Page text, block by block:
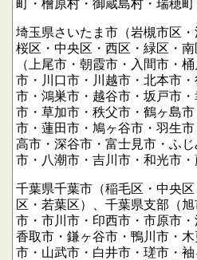
町・檜原村・御蔵島村・瑞穂町
埼玉県さいたま市（岩槻市区
桜区・中央区・西区・緑区・南
（上尾市・朝霞市・入間市・
市・川口市・川越市・北本市
市・鴻巣市・越谷市・坂戸市
市・草加市・秩父市・鶴ヶ島
市・蓮田市・鳩ヶ谷市・羽生
高市・深谷市・富士見市・ふじ
市・八潮市・吉川市・和光市・
千葉県千葉市（稲毛区・中央
区・若葉区）、千葉県支部（
市・市川市・印西市・市原市
香取市・鎌ヶ谷市・鴨川市・
市・山武市・白井市・瑳市・